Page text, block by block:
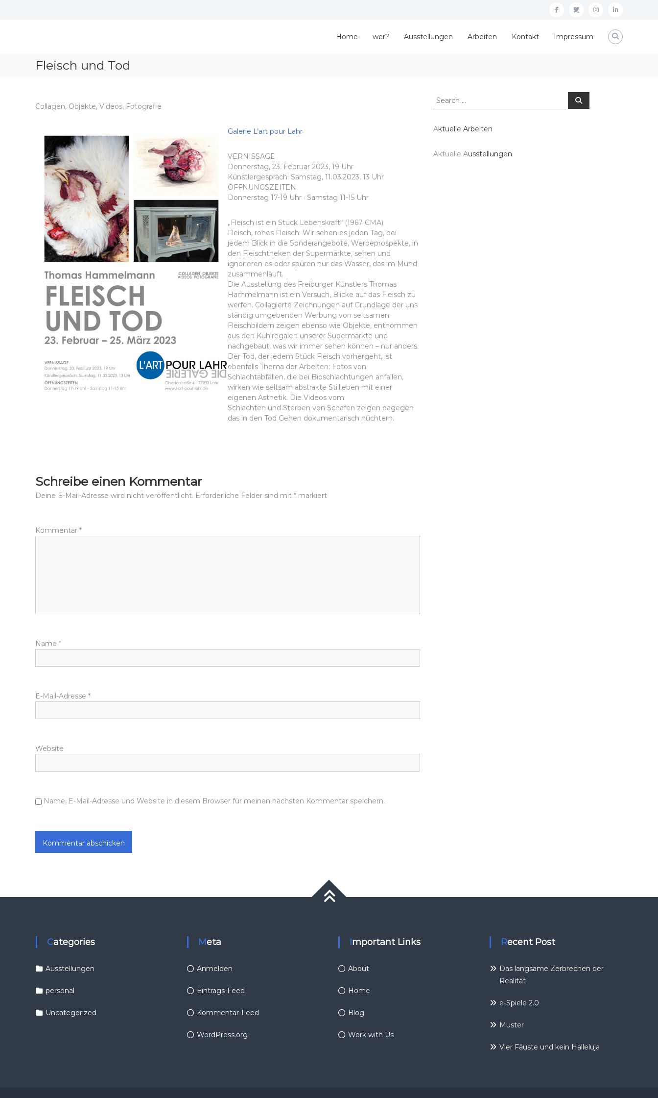
facebooktwitterinstagram
linkedin
Home wer? Ausstellungen Arbeiten Kontakt Impressum
Fleisch und Tod
Collagen, Objekte, Videos, Fotografie
Galerie L’art pour Lahr
VERNISSAGE
Donnerstag, 23. Februar 2023, 19 Uhr
Künstlergespräch: Samstag, 11.03.2023, 13 Uhr
ÖFFNUNGSZEITEN
Donnerstag 17-19 Uhr · Samstag 11-15 Uhr
„Fleisch ist ein Stück Lebenskraft“ (1967 CMA)
Fleisch, rohes Fleisch: Wir sehen es jeden Tag, bei
jedem Blick in die Sonderangebote, Werbeprospekte, in
den Fleischtheken der Supermärkte, sehen und
ignorieren es oder spüren nur das Wasser, das im Mund
zusammenläuft.
Die Ausstellung des Freiburger Künstlers Thomas
Hammelmann ist ein Versuch, Blicke auf das Fleisch zu
werfen. Collagierte Zeichnungen auf Grundlage der uns
ständig umgebenden Werbung von seltsamen
Fleischbildern zeigen ebenso wie Objekte, entnommen
aus den Kühlregalen unserer Supermärkte und
nachgebaut, was wir immer sehen können – nur anders.
Der Tod, der jedem Stück Fleisch vorhergeht, ist
ebenfalls Thema der Arbeiten: Fotos von
Schlachtabfällen, die bei Bioschlachtungen anfallen,
wirken wie seltsam abstrakte Stillleben mit einer
eigenen Ästhetik. Die Videos vom
Schlachten und Sterben von Schafen zeigen dagegen
das in den Tod Gehen dokumentarisch nüchtern.
Schreibe einen Kommentar
Deine E-Mail-Adresse wird nicht veröffentlicht. Erforderliche Felder sind mit * markiert
Kommentar *
Name *
E-Mail-Adresse *
Website
Name, E-Mail-Adresse und Website in diesem Browser für meinen nächsten Kommentar speichern.
Search
Search
Aktuelle Arbeiten
Aktuelle Ausstellungen
Categories
Ausstellungen
personal
Uncategorized
Meta
Anmelden
Eintrags-Feed
Kommentar-Feed
WordPress.org
Important Links
About
Home
Blog
Work with Us
Recent Post
Das langsame Zerbrechen der
Realität
e-Spiele 2.0
Muster
Vier Fäuste und kein Halleluja